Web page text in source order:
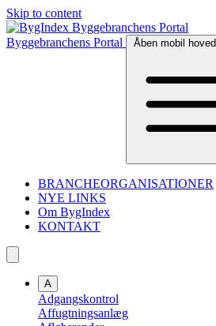
Skip to content
Byggebranchens Portal Åben mobil
BRANCHEORGANISATIONER
NYE LINKS
Om BygIndex
KONTAKT
A
Adgangskontrol
Affugtningsanlæg